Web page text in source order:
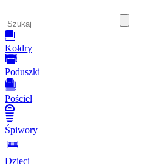
Kołdry
Poduszki
Pościel
Śpiwory
Dzieci